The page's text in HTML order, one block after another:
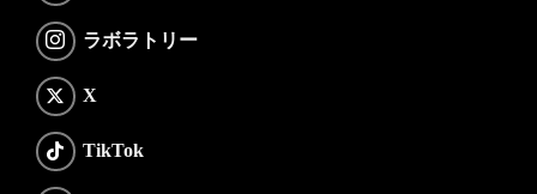
ラボラトリー
X
TikTok